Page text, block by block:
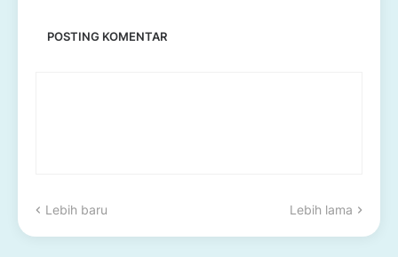
POSTING KOMENTAR
Lebih baru Lebih lama